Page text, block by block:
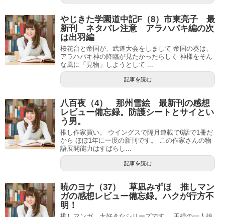
やじきた学園道中記F（8）市東亮子 最
新刊 ネタバレ注意 アラハバキ編の次
は出羽編
桜花台と帝国が、武道大会をしまして 帝国の葵は、
アラハバキ神の降臨が見たかったらしく 神様をそん
な風に「見物」しようとして ...
記事を読む
八百夜（4） 那州雪絵 最新刊の感想
レビュー備忘録。防護シートとサイとい
う男。
推し作家買い。 ウイングスで隔月連載で6話で1冊だ
から ほぼ1年に一度の新刊です。 この作家さんの物
語展開能力はすばらし...
記事を読む
暁のヨナ（37） 草凪みずほ 推しマン
ガの感想レビュー備忘録。ハクが行方不
明！